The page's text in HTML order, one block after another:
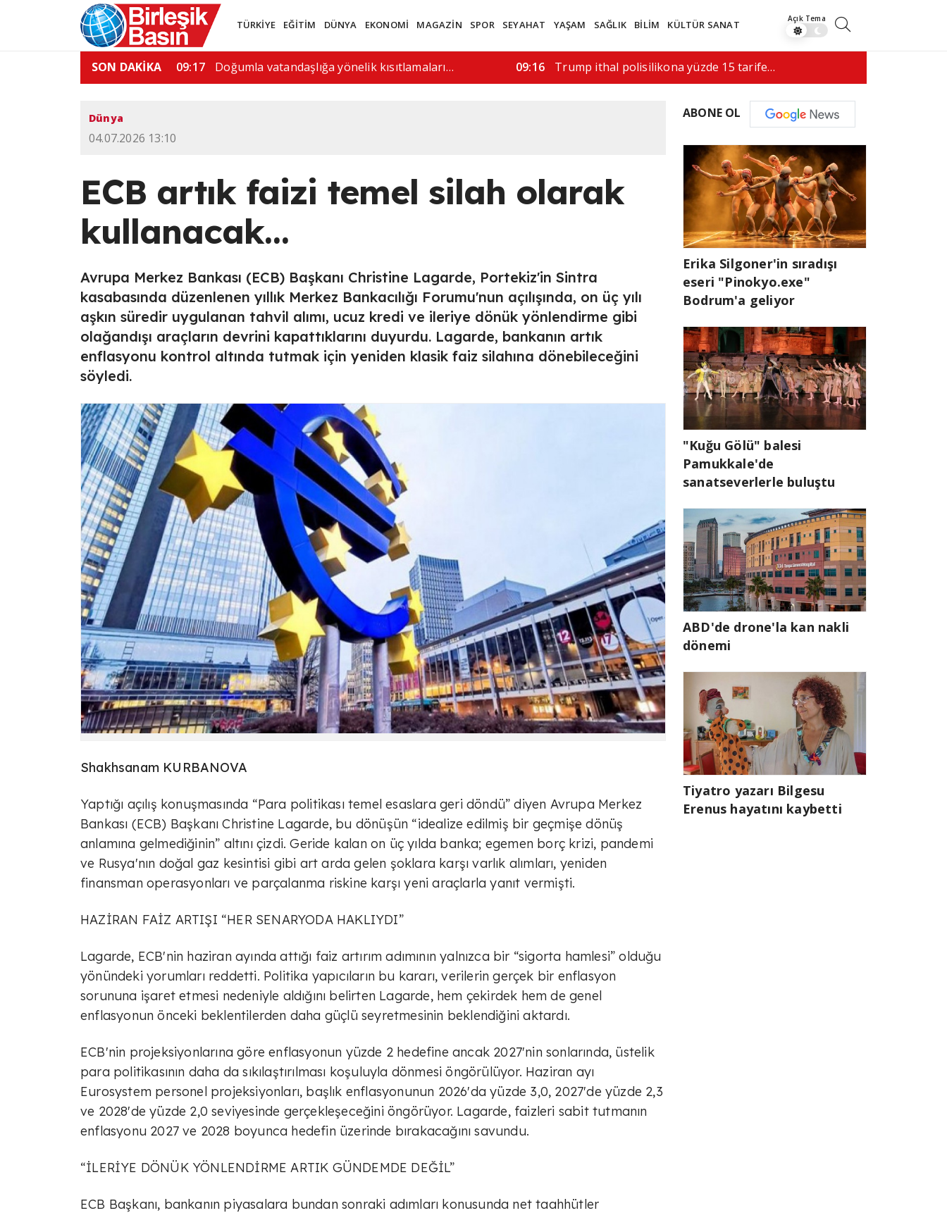
TÜRKİYE EĞİTİM DÜNYA EKONOMİ MAGAZİN SPOR SEYAHAT YAŞAM SAĞLIK BİLİM KÜLTÜR SANAT
SON DAKİKA
yüzde 15 tarife… 06:51 Tayland'da okula silahlı saldırı: 6 ölü 11:52 ABD'de silahlı saldırı, 5 kişi hayatını…
Dünya
04.07.2026 13:10
ECB artık faizi temel silah olarak
kullanacak…
Avrupa Merkez Bankası (ECB) Başkanı Christine Lagarde, Portekiz'in Sintra
kasabasında düzenlenen yıllık Merkez Bankacılığı Forumu'nun açılışında, on üç yılı
aşkın süredir uygulanan tahvil alımı, ucuz kredi ve ileriye dönük yönlendirme gibi
olağandışı araçların devrini kapattıklarını duyurdu. Lagarde, bankanın artık
enflasyonu kontrol altında tutmak için yeniden klasik faiz silahına dönebileceğini
söyledi.
Shakhsanam KURBANOVA
Yaptığı açılış konuşmasında “Para politikası temel esaslara geri döndü” diyen Avrupa Merkez
Bankası (ECB) Başkanı Christine Lagarde, bu dönüşün “idealize edilmiş bir geçmişe dönüş
anlamına gelmediğinin” altını çizdi. Geride kalan on üç yılda banka; egemen borç krizi, pandemi
ve Rusya'nın doğal gaz kesintisi gibi art arda gelen şoklara karşı varlık alımları, yeniden
finansman operasyonları ve parçalanma riskine karşı yeni araçlarla yanıt vermişti.
HAZİRAN FAİZ ARTIŞI “HER SENARYODA HAKLIYDI”
Lagarde, ECB'nin haziran ayında attığı faiz artırım adımının yalnızca bir “sigorta hamlesi” olduğu
yönündeki yorumları reddetti. Politika yapıcıların bu kararı, verilerin gerçek bir enflasyon
sorununa işaret etmesi nedeniyle aldığını belirten Lagarde, hem çekirdek hem de genel
enflasyonun önceki beklentilerden daha güçlü seyretmesinin beklendiğini aktardı.
ECB'nin projeksiyonlarına göre enflasyonun yüzde 2 hedefine ancak 2027'nin sonlarında, üstelik
para politikasının daha da sıkılaştırılması koşuluyla dönmesi öngörülüyor. Haziran ayı
Eurosystem personel projeksiyonları, başlık enflasyonunun 2026'da yüzde 3,0, 2027'de yüzde 2,3
ve 2028'de yüzde 2,0 seviyesinde gerçekleşeceğini öngörüyor. Lagarde, faizleri sabit tutmanın
enflasyonu 2027 ve 2028 boyunca hedefin üzerinde bırakacağını savundu.
“İLERİYE DÖNÜK YÖNLENDİRME ARTIK GÜNDEMDE DEĞİL”
ECB Başkanı, bankanın piyasalara bundan sonraki adımları konusunda net taahhütler
ABONE OL
Erika Silgoner'in sıradışı
eseri "Pinokyo.exe"
Bodrum'a geliyor
"Kuğu Gölü" balesi
Pamukkale'de
sanatseverlerle buluştu
ABD'de drone'la kan nakli
dönemi
Tiyatro yazarı Bilgesu
Erenus hayatını kaybetti